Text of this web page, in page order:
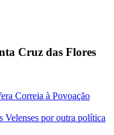
Cruz das Flores
Correia à Povoação
por outra política